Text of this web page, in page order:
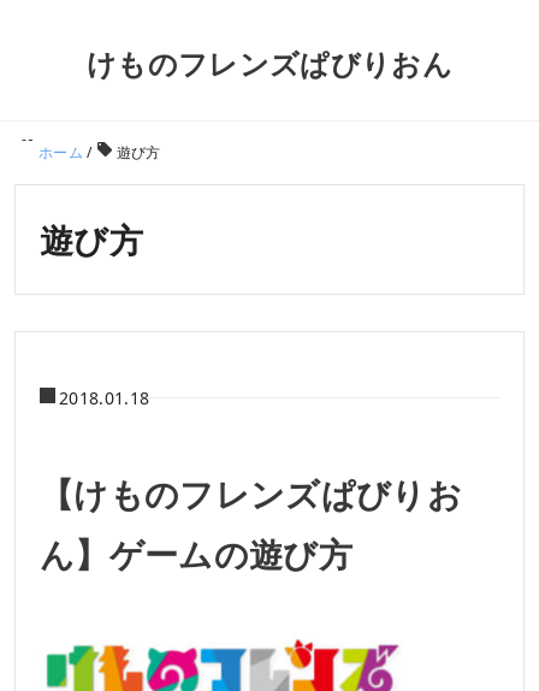
けものフレンズぱびりおん
ホーム / 遊び方
遊び方
2018.01.18
【けものフレンズぱびりお
ん】ゲームの遊び方